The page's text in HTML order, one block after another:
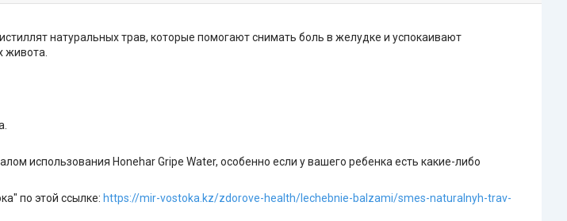
натуральных трав, которые помогают снимать боль в желудке и успокаивают
живота.
использования Honehar Gripe Water, особенно если у вашего ребенка есть какие-либо
по этой ссылке: https://mir-vostoka.kz/zdorove-health/lechebnie-balzami/smes-naturalnyh-trav-